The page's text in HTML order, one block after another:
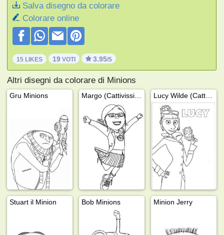
Salva disegno da colorare
Colorare online
15 LIKES 19 VOTI 3.95/5
Altri disegni da colorare di Minions
Gru Minions
Stuart il Minion Bob Minions Minion Jerry